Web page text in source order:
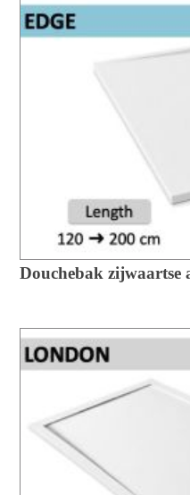
Douchebak zijwaartse